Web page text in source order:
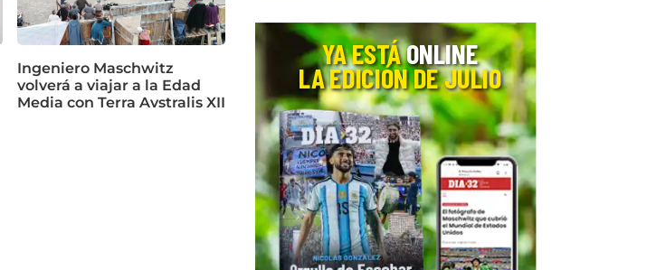
Ingeniero Maschwitz
volverá a viajar a la Edad
Media con Terra Avstralis XII